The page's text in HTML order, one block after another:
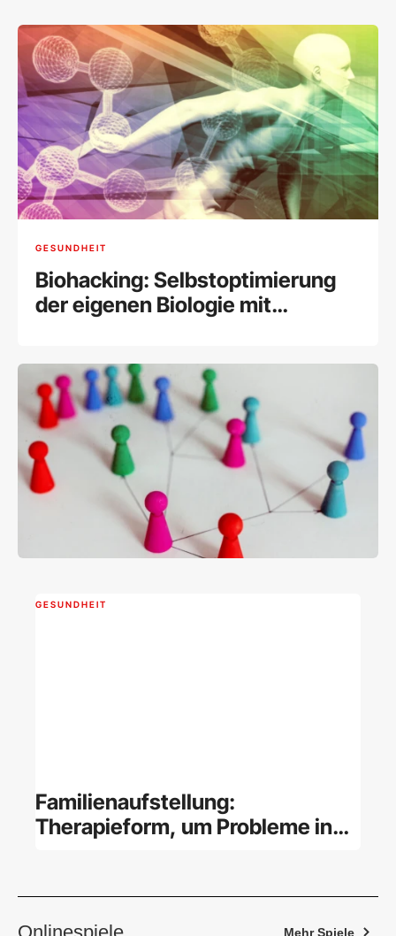
GESUNDHEIT
Biohacking: Selbstoptimierung
der eigenen Biologie mit
GESUNDHEIT
Familienaufstellung:
Therapieform, um Probleme in
Mehr Spiele